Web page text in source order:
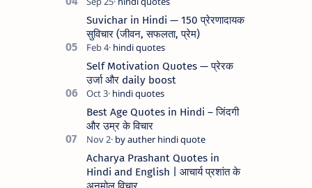
Suvichar in Hindi — 150 प्रेरणादायक
सुविचार (जीवन, सफलता, प्रेम)
Self Motivation Quotes — प्रेरक
उर्जा और daily boost
Best Age Quotes in Hindi – जिंदगी
और उम्र के विचार
Acharya Prashant Quotes in
Hindi and English | आचार्य प्रशांत के